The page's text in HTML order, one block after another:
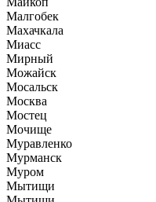
Малгобек
Махачкала
Миасс
Мирный
Можайск
Мосальск
Москва
Мостец
Мочище
Муравленко
Мурманск
Муром
Мытищи